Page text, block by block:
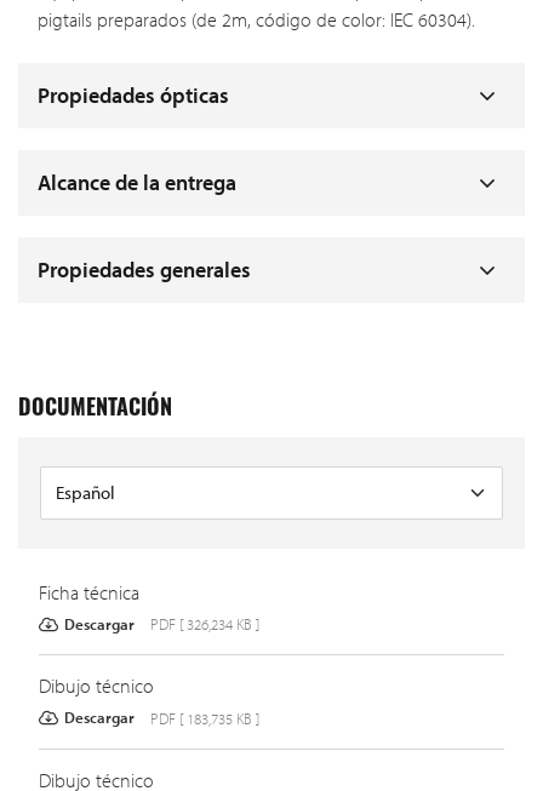
pigtails preparados (de 2m, código de color: IEC 60304).
Propiedades ópticas
Alcance de la entrega
Propiedades generales
DOCUMENTACIÓN
Ficha técnica
Descargar PDF [ 326,234 KB ]
Dibujo técnico
Descargar PDF [ 183,735 KB ]
Dibujo técnico